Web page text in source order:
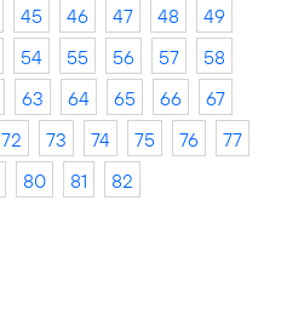
45 46 47 48
49
54 55 56 57
58
63 64 65 66
67
72 73 74 75 76
77
80 81 82